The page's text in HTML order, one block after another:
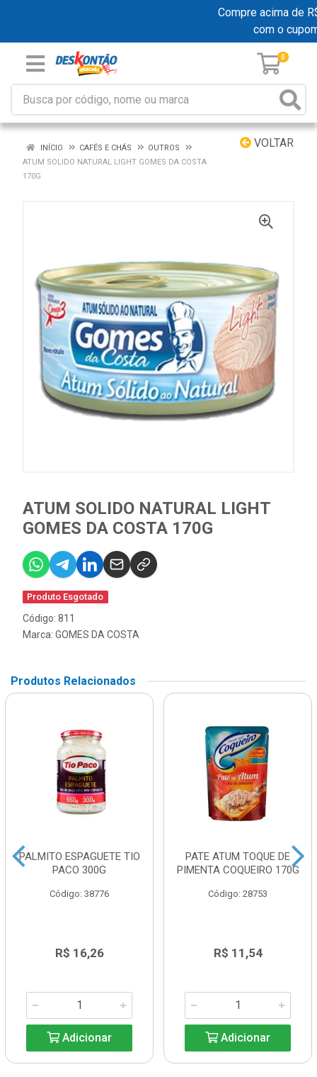
Compre acima de
com o
0
VOLTAR
INÍCIO CAFÉS E CHÁS
OUTROS
ATUM SOLIDO NATURAL LIGHT GOMES DA COSTA
170G
ATUM SOLIDO NATURAL LIGHT
GOMES DA COSTA 170G
Produto Esgotado
Código: 811
Marca: GOMES DA COSTA
Produtos Relacionados
PALMITO ESPAGUETE TIO
PACO 300G
Código: 38776
R$ 16,26
Adicionar
PATE ATUM TOQUE DE
PIMENTA COQUEIRO 170G
Código: 28753
R$ 11,54
Adicionar